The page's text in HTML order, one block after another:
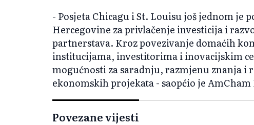
- Posjeta Chicagu i St. Louisu još jednom je
Hercegovine za privlačenje investicija i
partnerstava. Kroz povezivanje domaćih
institucijama, investitorima i inovacijskim
mogućnosti za saradnju, razmjenu znanja i
ekonomskih projekata - saopćio je AmCham
Povezane vijesti